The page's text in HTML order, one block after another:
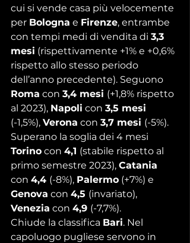
cui si vende casa più velocemente
per Bologna e Firenze, entrambe
con tempi medi di vendita di 3,3
mesi (rispettivamente +1% e +0,6%
rispetto allo stesso periodo
dell’anno precedente). Seguono
Roma con 3,4 mesi (+1,8% rispetto
al 2023), Napoli con 3,5 mesi
(-1,5%), Verona con 3,7 mesi (-5%).
Superano la soglia dei 4 mesi
Torino con 4,1 (stabile rispetto al
primo semestre 2023), Catania
con 4,4 (-8%), Palermo (+7%) e
Genova con 4,5 (invariato),
Venezia con 4,9 (-7,7%).
Chiude la classifica Bari. Nel
capoluogo pugliese servono in